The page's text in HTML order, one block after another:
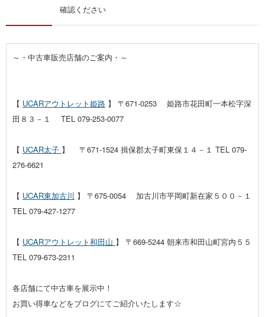
確認ください
～・中古車販売店舗のご案内・～
【 UCARアウトレット姫路 】 〒671-0253 姫路市花田町一本松字深
田８３－１ TEL 079-253-0077
【 UCAR太子 】 〒671-1524 揖保郡太子町東保１４－１ TEL 079-
276-6621
【 UCAR東加古川 】 〒675-0054 加古川市平岡町新在家５００－１
TEL 079-427-1277
【 UCARアウトレット和田山 】 〒669-5244 朝来市和田山町宮内５５
TEL 079-673-2311
各店舗にて中古車を展示中！
お買い得車などをブログにてご紹介いたします☆